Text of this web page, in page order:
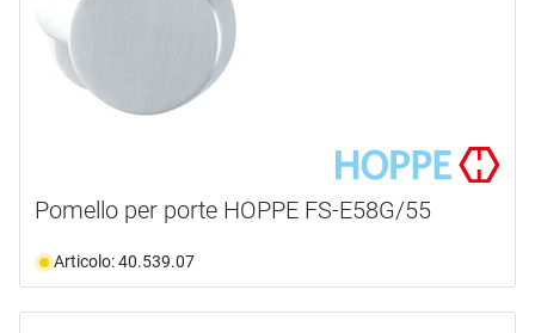
Pomello per porte HOPPE FS-E58G/55
Articolo: 40.539.07